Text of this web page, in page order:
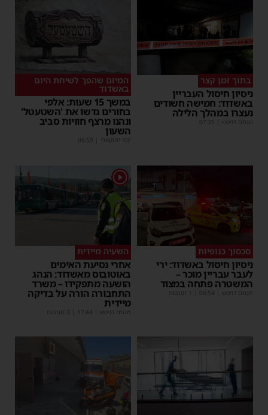
בתוך זמן קצר
ניסיון חיסול העבריין
באשדוד: חמישה חשודים
נעצרו במהלך הלילה
מנחם דויטש 07:35
המיזם שהפך לשיחת היום
באשדוד
במשך 15 שעות: אלפי
בחורים גדשו את 'השטעטל'
ונהנו מרצף חוויות סביב
השעון
יוסי יחזקאלי 06:59
סכסוך כנופיות
ניסיון חיסול באשדוד: ירי
לעבר עבריין מוכר –
המשטרה פתחה במצוד
מנחם דויטש 06:54
1
השעיה מיידית
אחרי נסיעת האימים
באוטובוס מאשדוד: הנהג
הושעה מתפקידו – משרד
התחבורה הורה על בדיקה
מיידית
מנחם דויטש 17:44